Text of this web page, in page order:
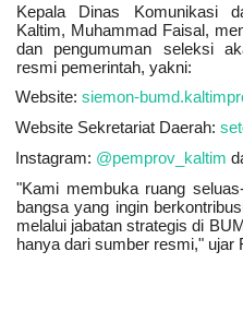
Kepala Dinas Komunikasi
Kaltim, Muhammad Faisal,
dan pengumuman seleksi
resmi pemerintah, yakni:
Website: siemon-
Website Sekretariat Daerah:
Instagram: @pemprov_kaltim
"Kami membuka ruang
bangsa yang ingin
melalui jabatan strategis di
hanya dari sumber resmi," ujar